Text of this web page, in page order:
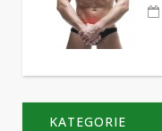
KATEGORIE